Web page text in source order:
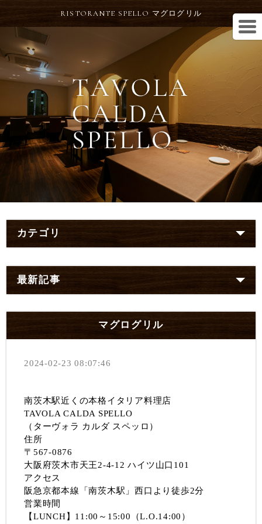
RISTORANTE SPELLO マグログリル
カテゴリ
最新記事
マグログリル
2024-02-23 08:07:46
南茨木駅近くの本格イタリア料理店
TAVOLA CALDA SPELLO
（ターヴォラ カルダ スペッロ）
住所
〒567-0876
大阪府茨木市天王2-4-12 ハイツ山口101
アクセス
阪急京都本線「南茨木駅」西口より徒歩2分
営業時間
【LUNCH】11:00～15:00（L.O.14:00）